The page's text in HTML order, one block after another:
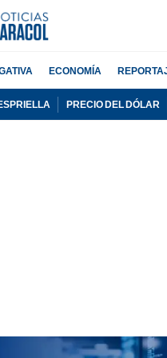
ECONOMÍA
PRECIO DEL DÓLAR